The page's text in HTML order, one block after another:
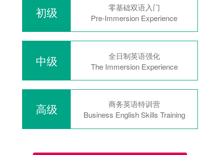
初级
零基础双语入门
Pre-Immersion Experience
中级
全日制英语强化
The Immersion Experience
高级
商务英语特训营
Business English Skills Training